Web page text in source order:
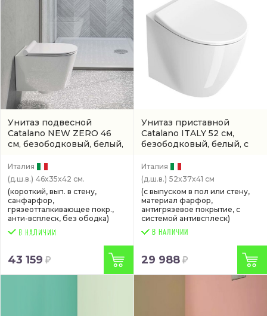
Унитаз подвесной
Catalano NEW ZERO 46
см, безободковый, белый,
(0111460001 / 1VSZ46R00)
Италия
(д.ш.в.) 46x35x42 см.
(короткий, вып. в стену,
санфарфор,
грязеотталкивающее покр.,
анти-всплеск, без ободка)
43 159
Унитаз приставной
Catalano ITALY 52 см,
безободковый, белый, с
(артикул 0712520001 /
1VP52RIT00)
Италия
(д.ш.в.) 52x37x41 см
(с выпуском в пол или стену,
материал фарфор,
антигрязевое покрытие, с
системой антивсплеск)
В НАЛИЧИИ
29 988